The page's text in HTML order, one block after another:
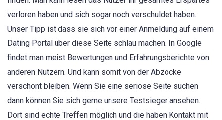
verloren haben und sich sogar noch verschuldet haben.
Unser Tipp ist dass sie sich vor einer Anmeldung auf einem
Dating Portal über diese Seite schlau machen. In Google
findet man meist Bewertungen und Erfahrungsberichte von
anderen Nutzern. Und kann somit von der Abzocke
verschont bleiben. Wenn Sie eine seriöse Seite suchen
dann können Sie sich gerne unsere Testsieger ansehen.
Dort sind echte Treffen möglich und die haben Kontakt mit